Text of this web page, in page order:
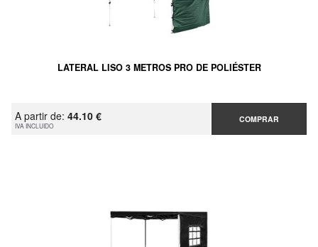
LATERAL LISO 3 METROS PRO DE POLIÉSTER
A partir de: 44.10 €
IVA INCLUIDO
COMPRAR